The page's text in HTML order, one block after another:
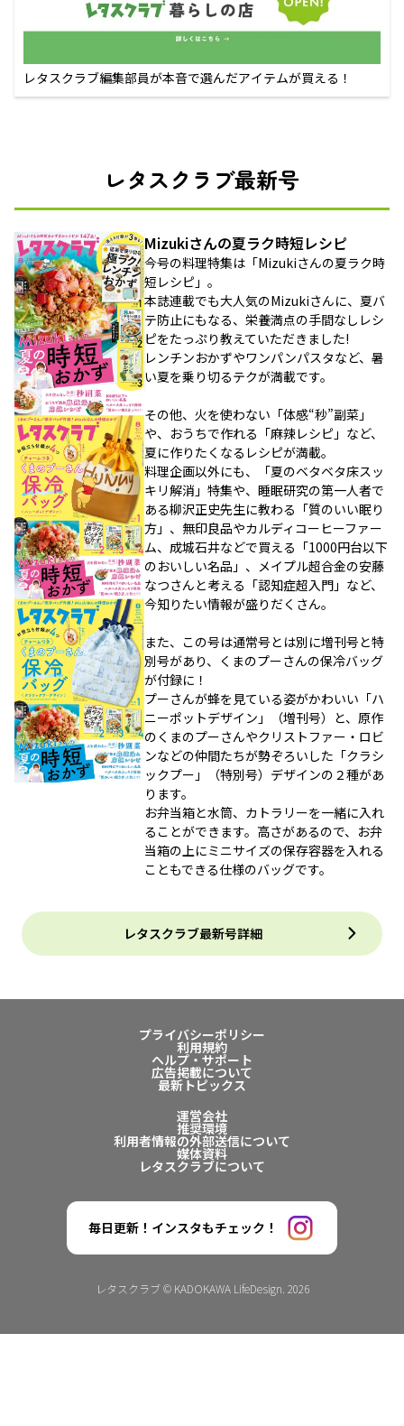
レタスクラブ編集部員が本音で選んだアイテムが買える！
レタスクラブ最新号
Mizukiさんの夏ラク時短レシピ
今号の料理特集は「Mizukiさんの夏ラク時
短レシピ」。
本誌連載でも大人気のMizukiさんに、夏バ
テ防止にもなる、栄養満点の手間なしレシ
ピをたっぷり教えていただきました!
レンチンおかずやワンパンパスタなど、暑
い夏を乗り切るテクが満載です。
その他、火を使わない「体感“秒”副菜」
や、おうちで作れる「麻辣レシピ」など、
夏に作りたくなるレシピが満載。
料理企画以外にも、「夏のベタベタ床スッ
キリ解消」特集や、睡眠研究の第一人者で
ある柳沢正史先生に教わる「質のいい眠り
方」、無印良品やカルディコーヒーファー
ム、成城石井などで買える「1000円台以下
のおいしい名品」、メイプル超合金の安藤
なつさんと考える「認知症超入門」など、
今知りたい情報が盛りだくさん。
また、この号は通常号とは別に増刊号と特
別号があり、くまのプーさんの保冷バッグ
が付録に！
プーさんが蜂を見ている姿がかわいい「ハ
ニーポットデザイン」（増刊号）と、原作
のくまのプーさんやクリストファー・ロビ
ンなどの仲間たちが勢ぞろいした「クラシ
ックプー」（特別号）デザインの２種があ
ります。
お弁当箱と水筒、カトラリーを一緒に入れ
ることができます。高さがあるので、お弁
当箱の上にミニサイズの保存容器を入れる
こともできる仕様のバッグです。
レタスクラブ最新号詳細
プライバシーポリシー
利用規約
ヘルプ・サポート
広告掲載について
最新トピックス
運営会社
推奨環境
利用者情報の外部送信について
媒体資料
レタスクラブについて
毎日更新！インスタもチェック！
レタスクラブ © KADOKAWA LifeDesign. 2026